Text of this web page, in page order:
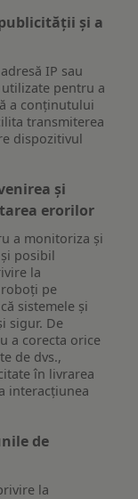
și a
IP sau
pentru a
a conținutului
transmiterea
dispozitivul
și
erorilor
a monitoriza și
posibil
la
pe
sistemele și
sigur. De
a corecta orice
de dvs.,
în livrarea
interacțiunea
de
la